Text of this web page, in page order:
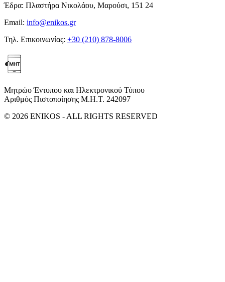
Έδρα: Πλαστήρα Νικολάου, Μαρούσι, 151 24
Email: info@enikos.gr
Τηλ. Επικοινωνίας: +30 (210) 878-8006
Μητρώο Έντυπου και Ηλεκτρονικού Τύπου
Αριθμός Πιστοποίησης Μ.Η.Τ. 242097
© 2026 ENIKOS - ALL RIGHTS RESERVED